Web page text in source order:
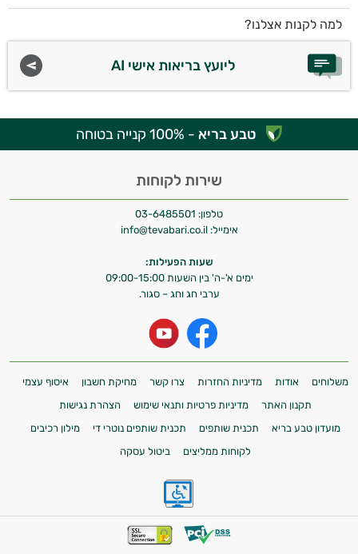
למה לקנות אצלנו?
ליועץ בריאות אישי AI
טבע בריא - 100% קנייה בטוחה
שירות לקוחות
טלפון: 03-6485501
אימייל: info@tevabari.co.il
שעות הפעילות:
ימים א'-ה' בין השעות 09:00-15:00
ערבי חג וחג – סגור.
משלוחים אודות מדיניות החזרות צרו קשר מחיקת חשבון
איסוף עצמי
תקנון האתר
מדיניות פרטיות ותנאי שימוש
הצהרת נגישות
מועדון טבע בריא
תכנית שותפים תכנית שותפים נוטרי די
מילון רכיבים
לקוחות ממליצים
ביטול עסקה